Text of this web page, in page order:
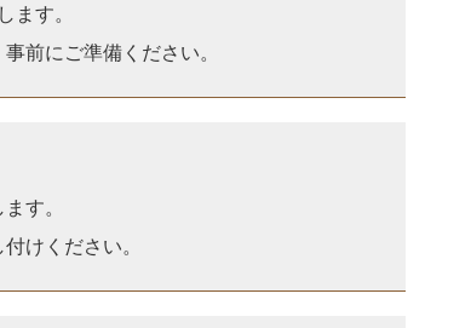
ます。
前にご準備ください。
す。
けください。